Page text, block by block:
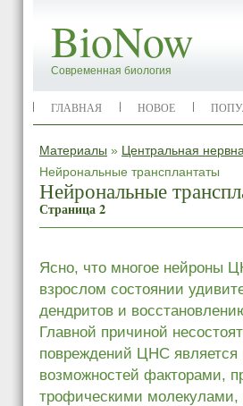
BioNow
Современная биология
ГЛАВНАЯ НОВОЕ
Материалы » Центральная
Нейрональные трансплантаты
Нейрональные
Страница 2
Ясно, что многое нейроны
взрослом состоянии
дендритов и
Главной причиной
повреждений ЦНС является
возможностей факторами,
трофическими